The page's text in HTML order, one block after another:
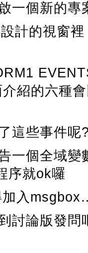
一個新的
計的視窗
介紹的六種
這些事件呢
一個全域變
序就ok囉
入
討論版發問